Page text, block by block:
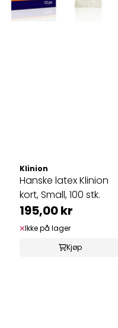
Klinion
Hanske latex Klinion
kort, Small, 100 stk.
195,00 kr
Ikke på lager
Kjøp